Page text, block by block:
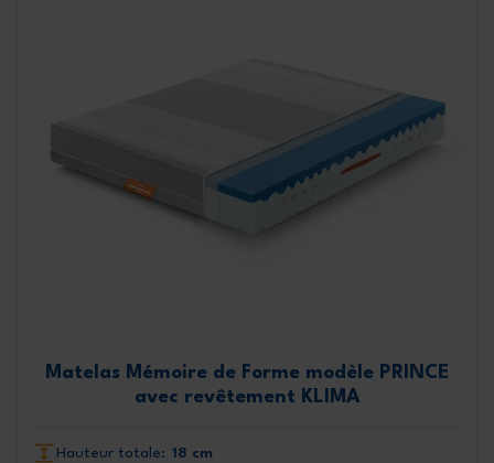
Matelas Mémoire de Forme modèle PRINCE
avec revêtement KLIMA
Hauteur totale: 18 cm